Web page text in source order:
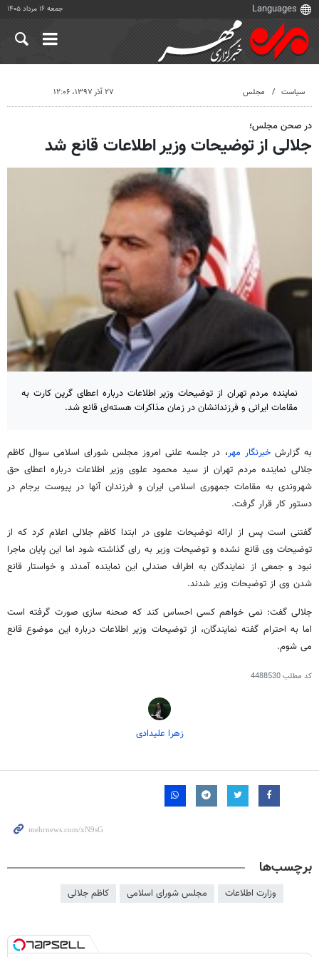
جمعه ۱۶ مرداد ۱۴۰۵
سیاست مجلس ۲۷ آذر ۱۳۹۷، ۱۲:۰۶
در صحن مجلس؛
جلالی از توضیحات وزیر اطلاعات قانع شد
نماینده مردم تهران از توضیحات وزیر اطلاعات درباره اعطای گرین کارت به
مقامات ایرانی و فرزندانشان در زمان مذاکرات هسته‌ای قانع شد.
به گزارشخبرنگار مهر، در جلسه علنی امروز مجلس شورای اسلامی سوال کاظم
جلالی نماینده مردم تهران از سید محمود علوی وزیر اطلاعات درباره اعطای حق
شهروندی به مقامات جمهوری اسلامی ایران و فرزندان آنها در پیوست برجام در
دستور کار قرار گرفت.
گفتنی است پس از ارائه توضیحات علوی در ابتدا کاظم جلالی اعلام کرد که از
توضیحات وی قانع نشده و توضیحات وزیر به رای گذاشته شود اما این پایان ماجرا
نبود و جمعی از نمایندگان به اطراف صندلی این نماینده آمدند و خواستار قانع
شدن وی از توضیحات وزیر شدند.
جلالی گفت: نمی خواهم کسی احساس کند که صحنه سازی صورت گرفته است
اما به احترام گفته نمایندگان، از توضیحات وزیر اطلاعات درباره این موضوع قانع
می شوم.
کد مطلب4488530
زهرا علیدادی
برچسب‌ها
وزارت اطلاعات مجلس شورای اسلامی کاظم جلالی